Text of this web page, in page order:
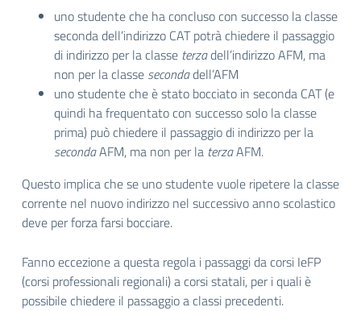
uno studente che ha concluso con successo la classe
seconda dell’indirizzo CAT potrà chiedere il passaggio
di indirizzo per la classe terzadell’indirizzo AFM, ma
non per la classe secondadell’AFM
uno studente che è stato bocciato in seconda CAT (e
quindi ha frequentato con successo solo la classe
prima) può chiedere il passaggio di indirizzo per la
secondaAFM, ma non per la terzaAFM.
Questo implica che se uno studente vuole ripetere la classe
corrente nel nuovo indirizzo nel successivo anno scolastico
deve per forza farsi bocciare.
Fanno eccezione a questa regola i passaggi da corsi IeFP
(corsi professionali regionali) a corsi statali, per i quali è
possibile chiedere il passaggio a classi precedenti.